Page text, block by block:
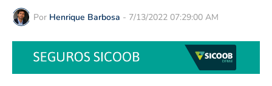
Por Henrique Barbosa - 7/13/2022 07:29:00 AM